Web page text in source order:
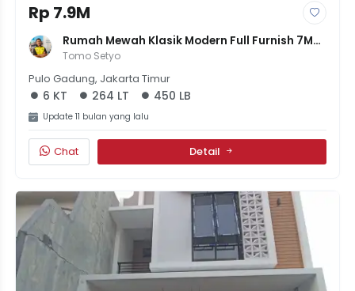
Rp 7.9M
Rumah Mewah Klasik Modern Full Furnish 7M-
An Di Rawamangun Jaktim
Tomo Setyo
Pulo Gadung, Jakarta Timur
6 KT 264 LT 450 LB
Update 11 bulan yang lalu
Chat Detail